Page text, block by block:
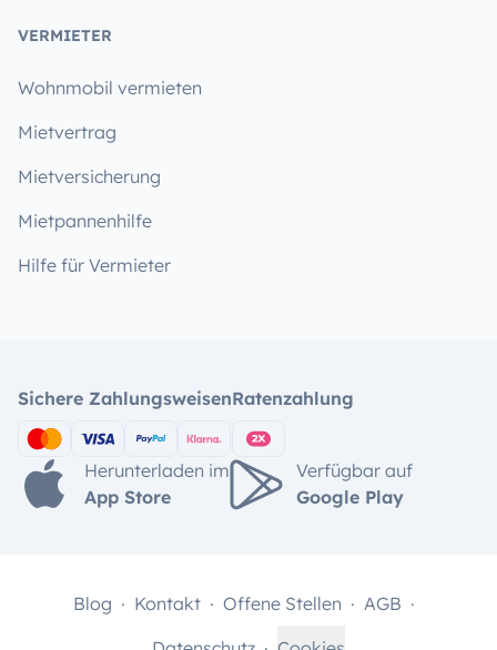
VERMIETER
Wohnmobil vermieten
Mietvertrag
Mietversicherung
Mietpannenhilfe
Hilfe für Vermieter
Sichere ZahlungsweisenRatenzahlung
Herunterladen im
App Store
Verfügbar auf
Google Play
Blog Kontakt Offene Stellen
AGB